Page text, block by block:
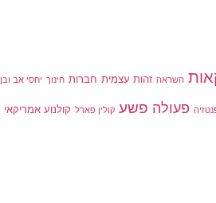
השראה זהות עצמית חברות חינוך יחסי אב ובן
פעולה פשע קולין פארל קולנוע אמריקאי